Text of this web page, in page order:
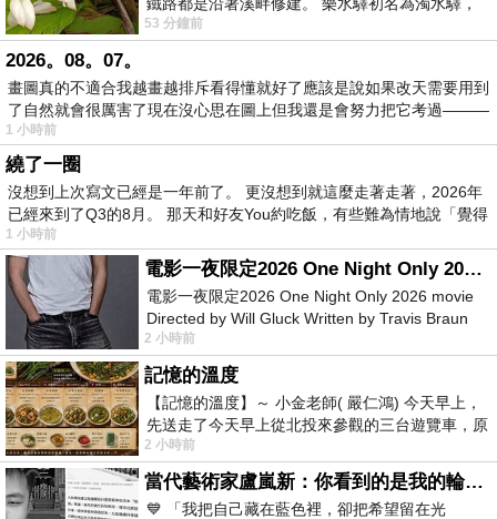
但因與臺鐵集集線車站同名，於1953
53 分鐘前
2026。08。07。
畫圖真的不適合我越畫越排斥看得懂就好了應該是說如果改天需要用到
了自然就會很厲害了現在沒心思在圖上但我還是會努力把它考過———
1 小時前
繞了一圈
沒想到上次寫文已經是一年前了。 更沒想到就這麼走著走著，2026年
已經來到了Q3的8月。 那天和好友You約吃飯，有些難為情地說「覺得
1 小時前
電影一夜限定2026 One Night Only 2026 movie
電影一夜限定2026 One Night Only 2026 movie
Directed by Will Gluck Written by Travis Braun
Starring Monica Barbaro
2 小時前
記憶的溫度
【記憶的溫度】～ 小金老師( 嚴仁鴻) 今天早上，
先送走了今天早上從北投來參觀的三台遊覽車，原
以為展場已經差不多要安靜下來，卻發
2 小時前
當代藝術家盧嵐新：你看到的是我的輪廓，還是你的故事？——藏在藍色裡的希望與光
💙 「我把自己藏在藍色裡，卻把希望留在光